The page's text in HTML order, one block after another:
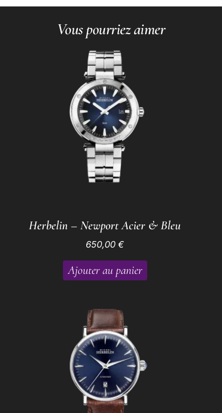
Vous pourriez aimer
Herbelin – Newport Acier & Bleu
650,00€
Ajouter au panier